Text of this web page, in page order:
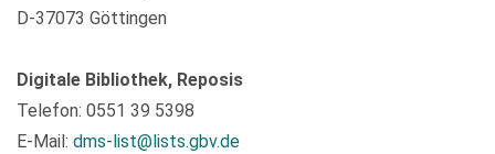
D-37073 Göttingen
Digitale Bibliothek, Reposis
Telefon: 0551 39 5398
E-Mail: dms-list@lists.gbv.de